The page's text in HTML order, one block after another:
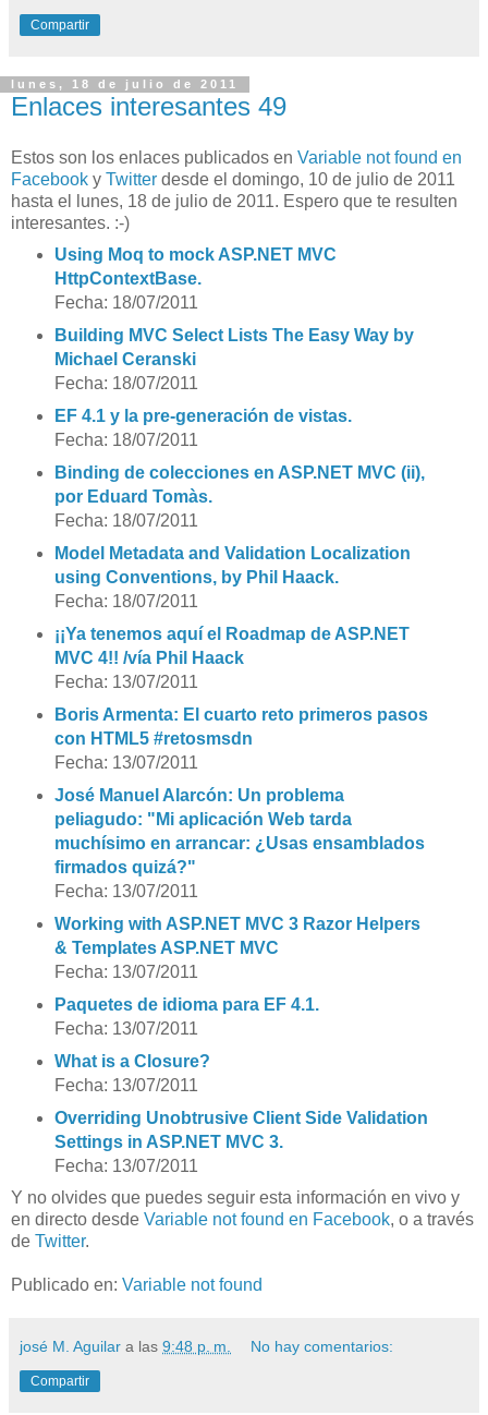
Compartir
lunes, 18 de julio de 2011
Enlaces interesantes 49
Estos son los enlaces publicados en Variable not found en
Facebook y Twitter desde el domingo, 10 de julio de 2011
hasta el lunes, 18 de julio de 2011. Espero que te resulten
interesantes. :-)
Using Moq to mock ASP.NET MVC
HttpContextBase.
Fecha: 18/07/2011
Building MVC Select Lists The Easy Way by
Michael Ceranski
Fecha: 18/07/2011
EF 4.1 y la pre-generación de vistas.
Fecha: 18/07/2011
Binding de colecciones en ASP.NET MVC (ii),
por Eduard Tomàs.
Fecha: 18/07/2011
Model Metadata and Validation Localization
using Conventions, by Phil Haack.
Fecha: 18/07/2011
¡¡Ya tenemos aquí el Roadmap de ASP.NET
MVC 4!! /vía Phil Haack
Fecha: 13/07/2011
Boris Armenta: El cuarto reto primeros pasos
con HTML5 #retosmsdn
Fecha: 13/07/2011
José Manuel Alarcón: Un problema
peliagudo: "Mi aplicación Web tarda
muchísimo en arrancar: ¿Usas ensamblados
firmados quizá?"
Fecha: 13/07/2011
Working with ASP.NET MVC 3 Razor Helpers
& Templates ASP.NET MVC
Fecha: 13/07/2011
Paquetes de idioma para EF 4.1.
Fecha: 13/07/2011
What is a Closure?
Fecha: 13/07/2011
Overriding Unobtrusive Client Side Validation
Settings in ASP.NET MVC 3.
Fecha: 13/07/2011
Y no olvides que puedes seguir esta información en vivo y
en directo desde Variable not found en Facebook, o a través
de Twitter.
Publicado en: Variable not found
josé M. Aguilar a las 9:48 p. m. No hay comentarios:
Compartir